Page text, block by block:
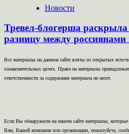
Новости
Тревел-блогерша
разницу между
Все материалы на данном сайте взяты из открытых
ознакомительных целях. Права на материалы
ответственности за содержание материала не несет.
Если Вы обнаружили на нашем сайте материалы,
Вам, Вашей компании или организации, пожалуйста,